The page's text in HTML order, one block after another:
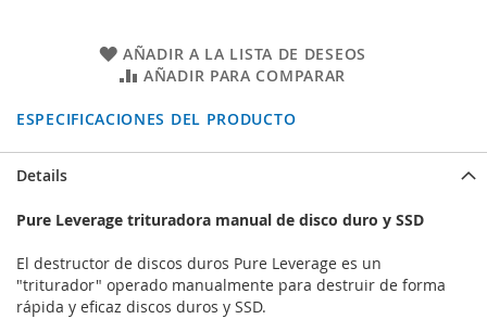
AÑADIR A LA LISTA DE DESEOS
AÑADIR PARA COMPARAR
ESPECIFICACIONES DEL PRODUCTO
Details
Pure Leverage trituradora manual de disco duro y SSD
El destructor de discos duros Pure Leverage es un
"triturador" operado manualmente para destruir de forma
rápida y eficaz discos duros y SSD.